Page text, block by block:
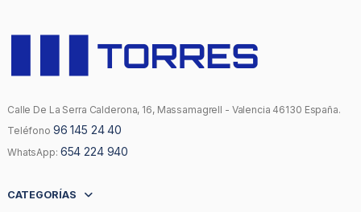
Calle De La Serra Calderona, 16, Massamagrell - Valencia 46130 España.
Teléfono 96 145 24 40
WhatsApp: 654 224 940
CATEGORÍAS